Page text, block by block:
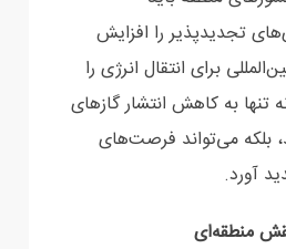
تجدیدپذیر را افزایش
برای انتقال انرژی را
تنها به کاهش انتشار گازهای
بلکه می‌تواند فرصت‌های
آورد.
منطقه‌ای